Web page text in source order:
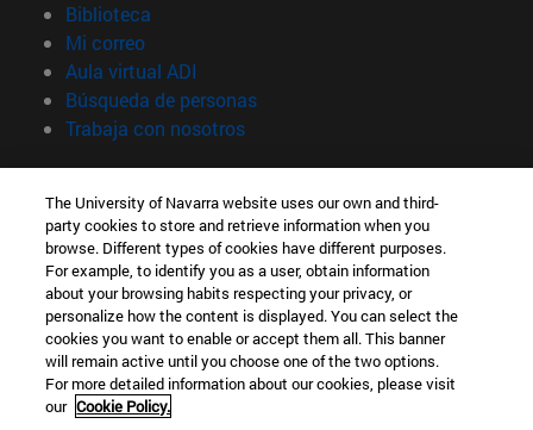
Biblioteca
Mi correo(abre en nueva ventana)
Aula virtual ADI
Búsqueda de personas(abre en nueva ventana)
Trabaja con nosotros(abre en nueva ventana)
Información
TFNO +34 948 42 56 00
¿QUÉ GRADO TE INTERESA?
¿QUÉ MÁSTER TE INTERESA?
© Universidad de Navarra
Información legal
Accesibilidad
Configuración de cookies
The University of Navarra website uses our own and third-
party cookies to store and retrieve information when you
browse. Different types of cookies have different purposes.
For example, to identify you as a user, obtain information
about your browsing habits respecting your privacy, or
personalize how the content is displayed. You can select the
cookies you want to enable or accept them all. This banner
will remain active until you choose one of the two options.
For more detailed information about our cookies, please visit
our Cookie Policy.